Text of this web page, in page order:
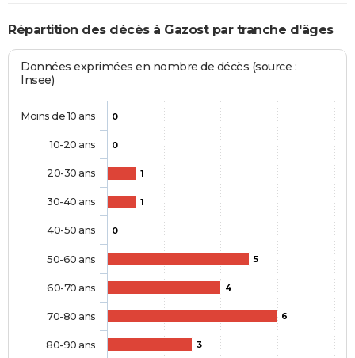
Répartition des décès à Gazost par tranche d'âges
Données exprimées en nombre de décès (source :
Insee)
0
0
1
1
0
5
4
6
3
Moins de 10 ans
10-20 ans
20-30 ans
30-40 ans
40-50 ans
50-60 ans
60-70 ans
70-80 ans
80-90 ans